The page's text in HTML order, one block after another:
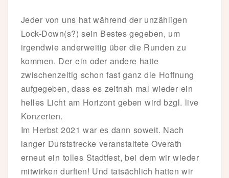
Jeder von uns hat während der unzähligen
Lock-Down(s?) sein Bestes gegeben, um
irgendwie anderweitig über die Runden zu
kommen. Der ein oder andere hatte
zwischenzeitig schon fast ganz die Hoffnung
aufgegeben, dass es zeitnah mal wieder ein
helles Licht am Horizont geben wird bzgl. live
Konzerten.
Im Herbst 2021 war es dann soweit. Nach
langer Durststrecke veranstaltete Overath
erneut ein tolles Stadtfest, bei dem wir wieder
mitwirken durften! Und tatsächlich hatten wir